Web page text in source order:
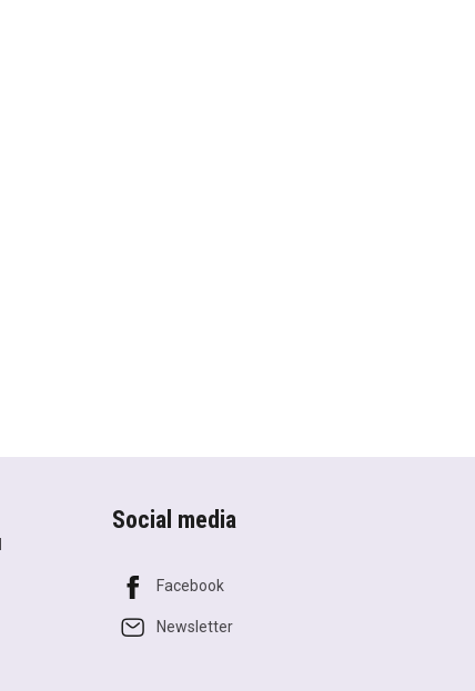
Social media
Facebook
Newsletter